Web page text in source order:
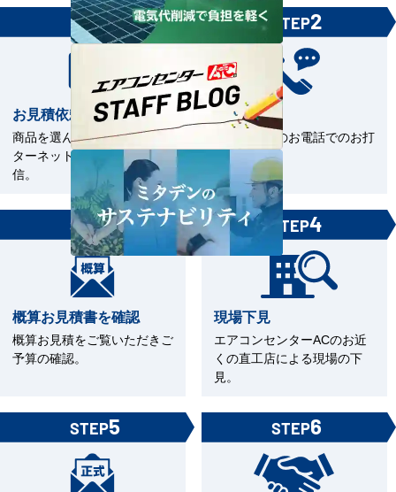
STEP1
お見積依頼
商品を選んで見積依頼をイン
ターネットまたはFAXで送
信。
STEP2
お打合せ
当社担当とのお電話でのお打
合せ。
STEP3
概算お見積書を確認
概算お見積をご覧いただきご
予算の確認。
STEP4
現場下見
エアコンセンターACのお近
くの直工店による現場の下
見。
STEP5 STEP6